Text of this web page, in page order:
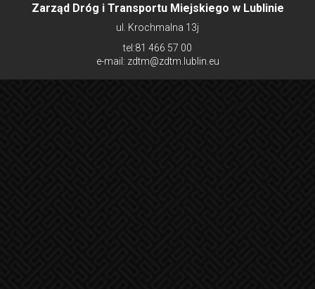
Zarząd Dróg i Transportu Miejskiego w Lublinie
ul. Krochmalna 13j
tel:81 466 57 00
e-mail: zdtm@zdtm.lublin.eu